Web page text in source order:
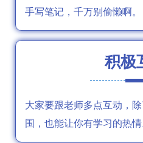
手写笔记，千万别偷懒啊。
积极
大家要跟老师多点互动，
围，也能让你有学习的热情